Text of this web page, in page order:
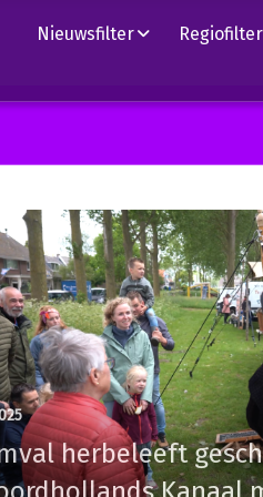
Nieuwsfilter Regiofilter
herbeleeft